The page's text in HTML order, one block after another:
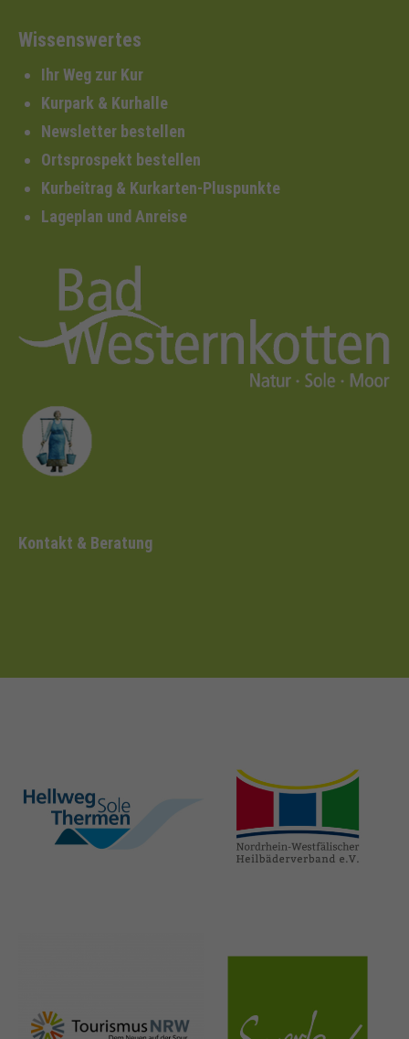
Wissenswertes
Ihr Weg zur Kur
Kurpark & Kurhalle
Newsletter bestellen
Ortsprospekt bestellen
Kurbeitrag & Kurkarten-Pluspunkte
Lageplan und Anreise
Kontakt & Beratung
hellweg-sole-
thermen.de
heilbaeder.de
nrw-
sauerland.co